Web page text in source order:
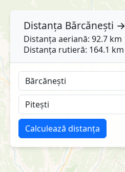
Distanța Bărcănești →
Distanța aeriană: 92.7 km
Distanța rutieră: 164.1 km
Calculează distanța